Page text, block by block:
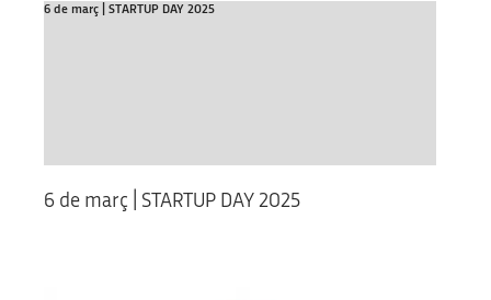
6 de març | STARTUP DAY 2025
6 de març | STARTUP DAY 2025